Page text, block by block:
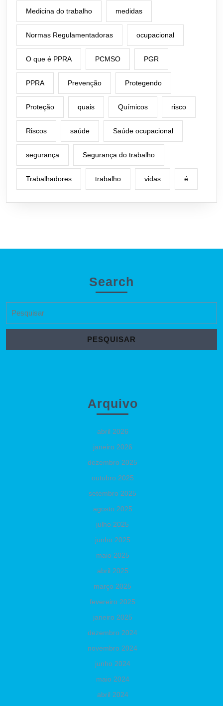
Medicina do trabalho medidas
Normas Regulamentadoras ocupacional
O que é PPRA PCMSO PGR
PPRA Prevenção Protegendo
Proteção quais Químicos risco
Riscos saúde Saúde ocupacional
segurança Segurança do trabalho
Trabalhadores trabalho vidas é
Search
for:
Arquivo
abril 2026
janeiro 2026
dezembro 2025
outubro 2025
setembro 2025
agosto 2025
julho 2025
junho 2025
maio 2025
abril 2025
março 2025
fevereiro 2025
janeiro 2025
dezembro 2024
novembro 2024
junho 2024
maio 2024
abril 2024